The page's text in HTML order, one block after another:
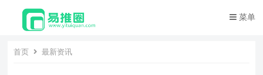
菜单
首页 最新资讯